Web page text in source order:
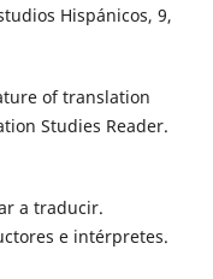
Hispánicos, 9,
of translation
Studies Reader.
a traducir.
e intérpretes.